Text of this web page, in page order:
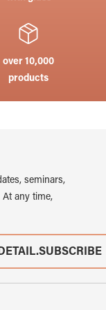
over 10,000
products
seminars,
any time,